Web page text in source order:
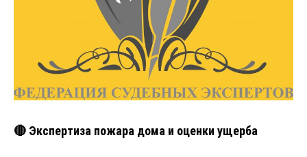
🔴 Экспертиза пожара дома и оценки ущерба